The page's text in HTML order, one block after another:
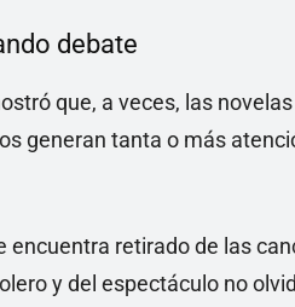
debate
que, a veces, las
generan tanta o más
encuentra retirado de las
y del espectáculo no